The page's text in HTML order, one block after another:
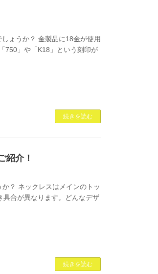
ょうか？ 金製品に18金が使用
750」や「K18」という刻印が
続きを読む
紹介！
？ ネックレスはメインのトッ
合が異なります。どんなデザ
続きを読む